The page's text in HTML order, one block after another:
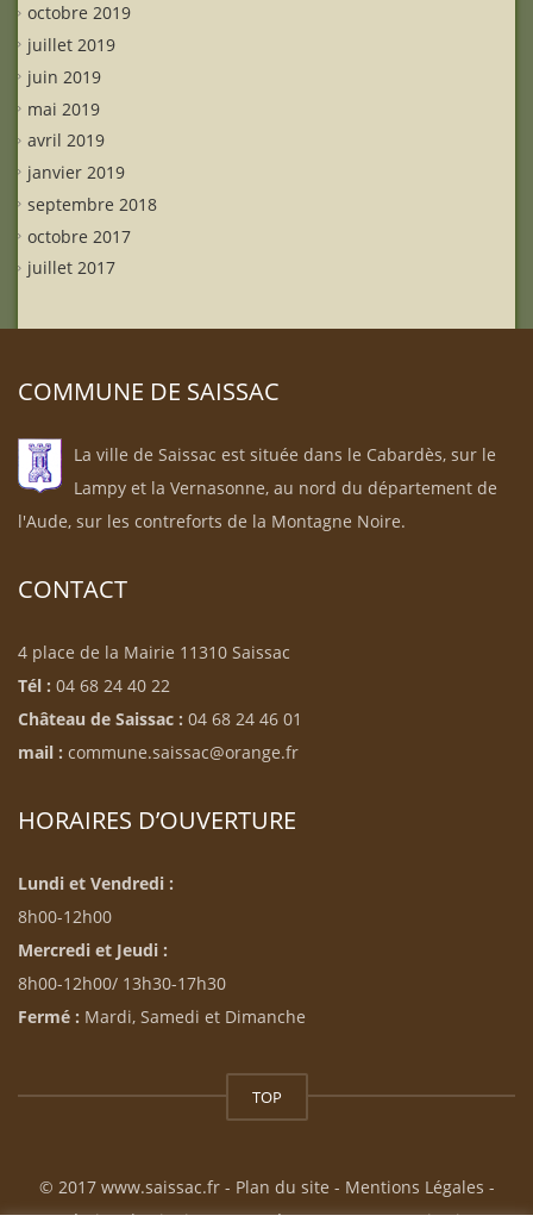
octobre 2019
juillet 2019
juin 2019
mai 2019
avril 2019
janvier 2019
septembre 2018
octobre 2017
juillet 2017
COMMUNE DE SAISSAC
La ville de Saissac est située dans le Cabardès, sur le
Lampy et la Vernasonne, au nord du département de
l'Aude, sur les contreforts de la Montagne Noire.
CONTACT
4 place de la Mairie 11310 Saissac
Tél : 04 68 24 40 22
Château de Saissac : 04 68 24 46 01
mail : commune.saissac@orange.fr
HORAIRES D’OUVERTURE
Lundi et Vendredi :
8h00-12h00
Mercredi et Jeudi :
8h00-12h00/ 13h30-17h30
Fermé : Mardi, Samedi et Dimanche
TOP
© 2017 www.saissac.fr - Plan du site - Mentions Légales -